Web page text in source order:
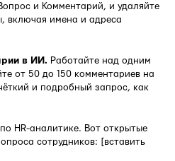
и Комментарий, и удаляйте
включая имена и адреса
в ИИ. Работайте над одним
от 50 до 150 комментариев на
и подробный запрос, как
HR-аналитике. Вот открытые
сотрудников: [вставить